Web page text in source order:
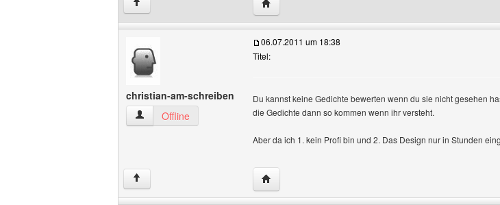
↑
christian-am-schreiben
christian-am-schreiben Benutzer-Profile anzeigen
Offline
06.07.2011 um 18:38
Titel:
Du kannst keine Gedichte bewerten wenn du sie nicht gesehen
die Gedichte dann so kommen wenn ihr versteht.
Aber da ich 1. kein Profi bin und 2. Das Design nur in Stunden
↑ Website dieses Benutzers besuchen: christian-am-